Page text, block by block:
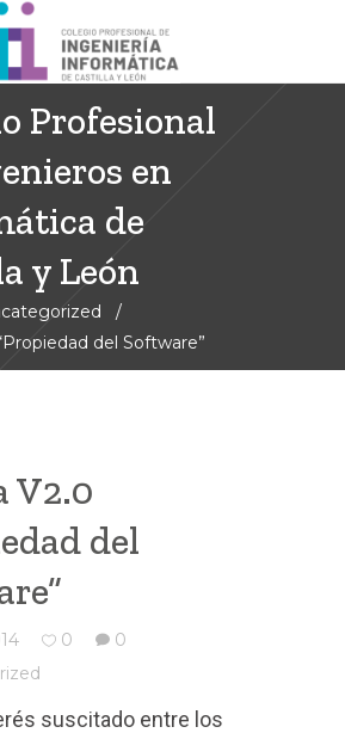
Profesional
en
de
y León
/
del Software”
V2.0
del
0
0
suscitado entre los